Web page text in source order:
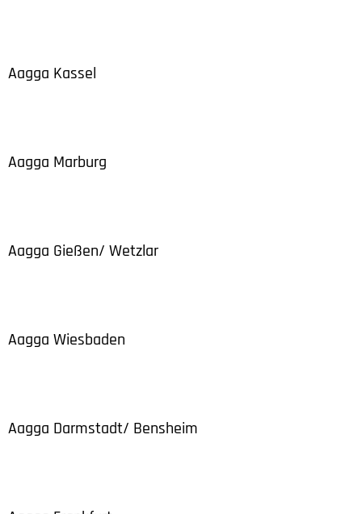
Aagga Kassel
Aagga Marburg
Aagga Gießen/ Wetzlar
Aagga Wiesbaden
Aagga Darmstadt/ Bensheim